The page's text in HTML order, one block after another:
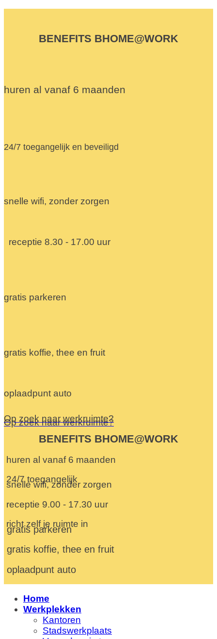
BENEFITS BHOME@WORK
huren al vanaf 6 maanden
24/7 toegangelijk en beveiligd
snelle wifi, zonder zorgen
receptie 8.30 - 17.00 uur
gratis parkeren
gratis koffie, thee en fruit
oplaadpunt auto
Op zoek naar werkruimte?
Op zoek naar werkruimte?
BENEFITS BHOME@WORK
huren al vanaf 6 maanden
24/7 toegangelijk
snelle wifi, zonder zorgen
receptie 9.00 - 17.30 uur
richt zelf je ruimte in
gratis parkeren
gratis koffie, thee en fruit
oplaadpunt auto
Home
Werkplekken
Kantoren
Stadswerkplaats